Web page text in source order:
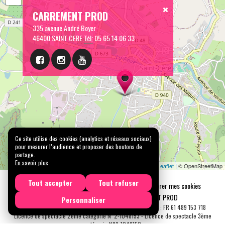
CARREMENT PROD
335 avenue André Boyer
46400 SAINT CERETél:05 65 14 06 33
Leaflet | © OpenStreetMap
Mentions légales Confidentialité
Gérer mes cookies
Tous droits réservés © 2026 |
CARREMENT PROD
N° SIRET : 489 153 718 00031 - APE : 9001 Z - N° TVA Int. : FR 61 489 153 718
Licence de spectacle 2ème catégorie N°2-1048153 - Licence de spectacle 3ème
Ce site utilise des cookies (analytics et réseaux sociaux)
pour mesurer l’audience et proposer des boutons de
partage.
En savoir plus
Tout accepter
Tout refuser
Personnaliser